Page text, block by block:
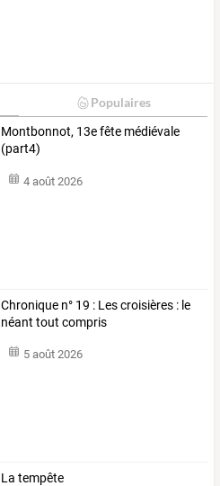
Populaires
Montbonnot, 13e fête médiévale
(part4)
4 août 2026
Chronique n° 19 : Les croisières : le
néant tout compris
5 août 2026
La tempête